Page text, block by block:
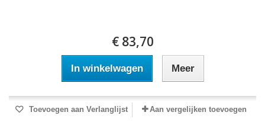
€ 83,70
In winkelwagen Meer
Toevoegen aan Verlanglijst Aan vergelijken toevoegen